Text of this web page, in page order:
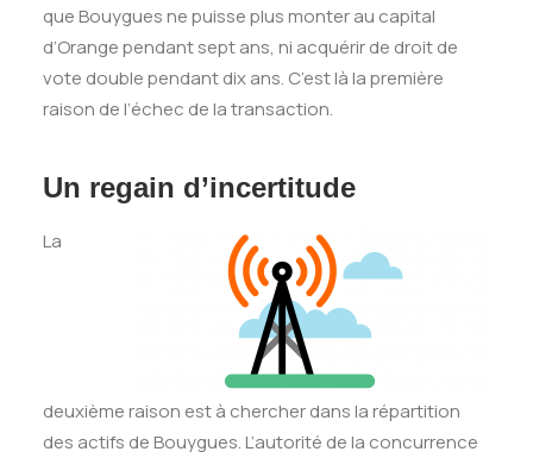
que Bouygues ne puisse plus monter au capital
d’Orange pendant sept ans, ni acquérir de droit de
vote double pendant dix ans. C’est là la première
raison de l’échec de la transaction.
Un regain d’incertitude
La
deuxième raison est à chercher dans la répartition
des actifs de Bouygues. L’autorité de la concurrence